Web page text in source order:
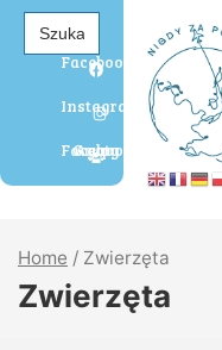
Search
for:
Facebook
Instagram
Grupa Agaty Facebook
Home / Zwierzęta
Zwierzęta